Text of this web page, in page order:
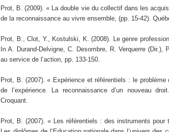
Prot, B. (2009). « La double vie du collectif dans les
de la reconnaissance au vivre ensemble, (pp. 15-42).
Prot, B., Clot, Y., Kostulski, K. (2008). Le genre
In A. Durand-Delvigne, C. Desombre, R. Verquerre
au service de l’action, pp. 133-150.
Prot, B. (2007). « Expérience et référentiels : le
de l’expérience. La reconnaissance d’un nouveau
Croquant.
Prot, B. (2007). « Les référentiels : des instruments pour